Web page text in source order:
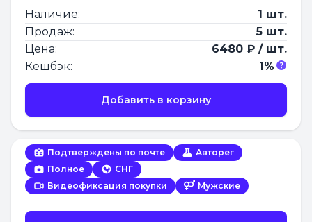
Подтверждены по почте
Авторег
Полное
СНГ
Видеофиксация покупки
Мужские
Наличие:
1 шт.
Продаж:
5 шт.
Цена:
6480 ₽ / шт.
Кешбэк:
1%
Добавить в корзину